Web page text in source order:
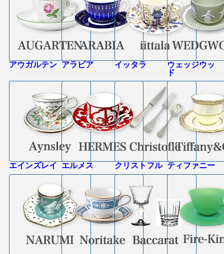
アウガルテン アラビア イッタラ
ウェッジウッ
ド
エインズレイ エルメス クリストフル ティファニー